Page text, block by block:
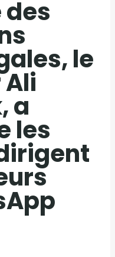
le
a
les